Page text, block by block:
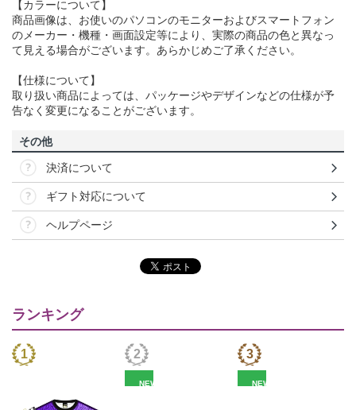
【カラーについて】
商品画像は、お使いのパソコンのモニターおよびスマートフォン
のメーカー・機種・画面設定等により、実際の商品の色と異なっ
て見える場合がございます。あらかじめご了承ください。
【仕様について】
取り扱い商品によっては、パッケージやデザインなどの仕様が予
告なく変更になることがございます。
その他
決済について
ギフト対応について
ヘルプページ
ランキング
NEW NEW